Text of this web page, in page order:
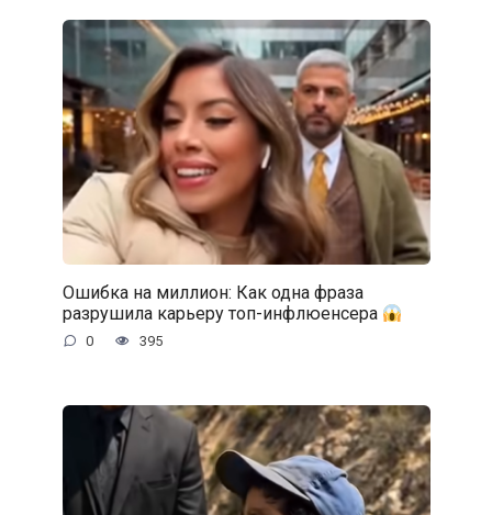
Ошибка на миллион: Как одна фраза
разрушила карьеру топ-инфлюенсера
0 395